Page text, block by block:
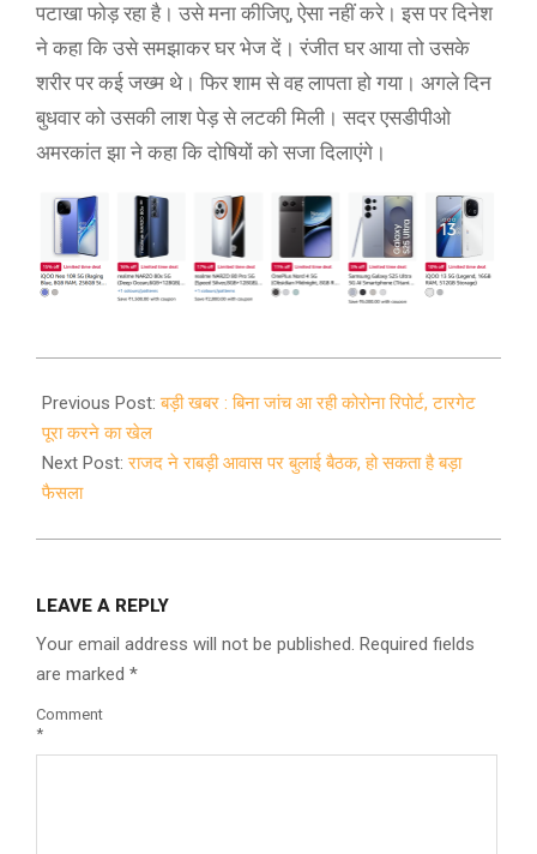
पटाखा फोड़ रहा है। उसे मना कीजिए, ऐसा नहीं करे। इस पर दिनेश
ने कहा कि उसे समझाकर घर भेज दें। रंजीत घर आया तो उसके
शरीर पर कई जख्म थे। फिर शाम से वह लापता हो गया। अगले दिन
बुधवार को उसकी लाश पेड़ से लटकी मिली। सदर एसडीपीओ
अमरकांत झा ने कहा कि दोषियों को सजा दिलाएंगे।
11-
12
Previous Post:बड़ी खबर : बिना जांच आ रही कोरोना रिपोर्ट, टारगेट
पूरा करने का खेल
Next Post:राजद ने राबड़ी आवास पर बुलाई बैठक, हो सकता है बड़ा
फैसला
LEAVE A REPLY
Your email address will not be published. Required fields
are marked *
Comment
*